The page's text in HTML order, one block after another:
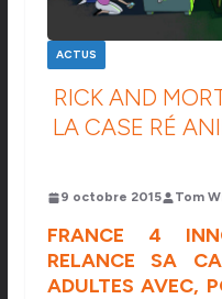
ACTUS
RICK AND
LA CASE RÉ
9 octobre 2015 Tom
FRANCE 4
RELANCE SA
ADULTES AVEC,